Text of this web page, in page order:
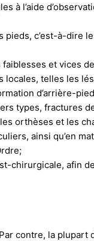
à l’aide
c’est-à-dire
et vices
telles les
d’arrière-
types, fractures
orthèses et les
ainsi qu’en
chirurgicale, afin
contre, la